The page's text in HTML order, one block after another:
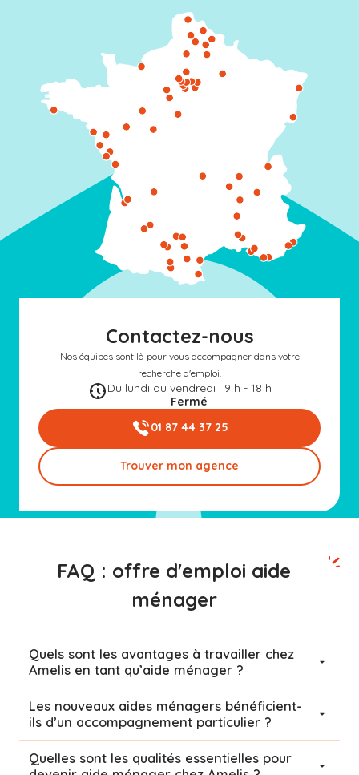
Contactez-nous
Nos équipes sont là pour vous accompagner dans votre
recherche d'emploi.
Du lundi au vendredi : 9 h - 18 h
Fermé
01 87 44 37 25
Trouver mon agence
FAQ : offre d'emploi aide
ménager
Quels sont les avantages à travailler chez
Amelis en tant qu’aide ménager ?
Les nouveaux aides ménagers bénéficient-
ils d’un accompagnement particulier ?
Quelles sont les qualités essentielles pour